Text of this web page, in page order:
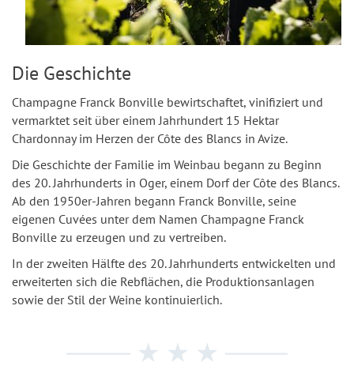
Die Geschichte
Champagne Franck Bonville bewirtschaftet, vinifiziert und
vermarktet seit über einem Jahrhundert 15 Hektar
Chardonnay im Herzen der Côte des Blancs in Avize.
Die Geschichte der Familie im Weinbau begann zu Beginn
des 20. Jahrhunderts in Oger, einem Dorf der Côte des Blancs.
Ab den 1950er-Jahren begann Franck Bonville, seine
eigenen Cuvées unter dem Namen Champagne Franck
Bonville zu erzeugen und zu vertreiben.
In der zweiten Hälfte des 20. Jahrhunderts entwickelten und
erweiterten sich die Rebflächen, die Produktionsanlagen
sowie der Stil der Weine kontinuierlich.